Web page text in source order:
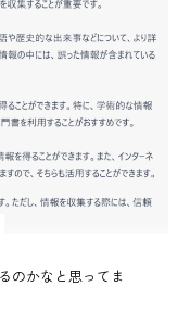
のかなと思ってま